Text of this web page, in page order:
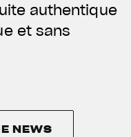
authentique
et sans
NEWS